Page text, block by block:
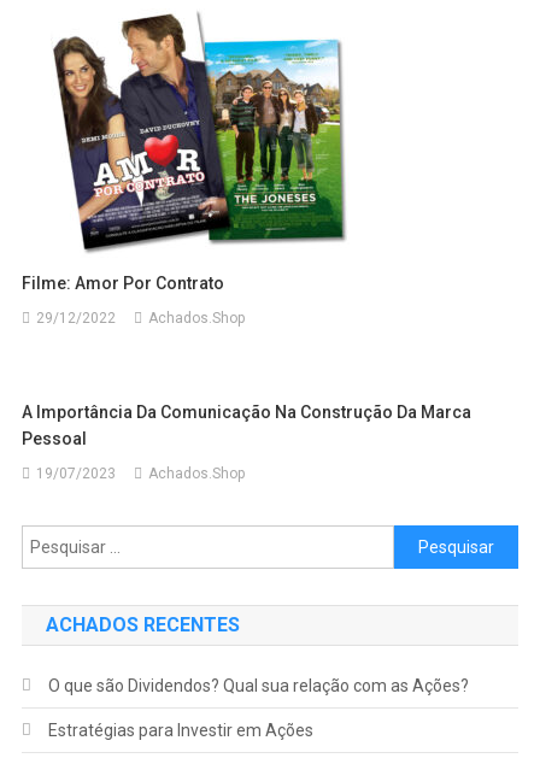
Filme: Amor Por Contrato
29/12/2022 Achados.Shop
A Importância Da Comunicação Na Construção Da Marca
Pessoal
19/07/2023 Achados.Shop
ACHADOS RECENTES
O que são Dividendos? Qual sua relação com as Ações?
Estratégias para Investir em Ações